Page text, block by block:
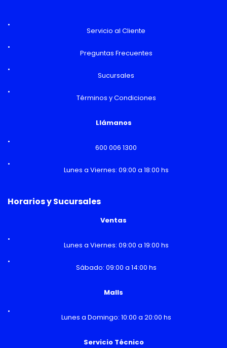
Servicio al Cliente
Preguntas Frecuentes
Sucursales
Términos y Condiciones
Llámanos
600 006 1300
Lunes a Viernes: 09:00 a 18:00 hs
Horarios y Sucursales
Ventas
Lunes a Viernes: 09:00 a 19:00 hs
Sábado: 09:00 a 14:00 hs
Malls
Lunes a Domingo: 10:00 a 20:00 hs
Servicio Técnico